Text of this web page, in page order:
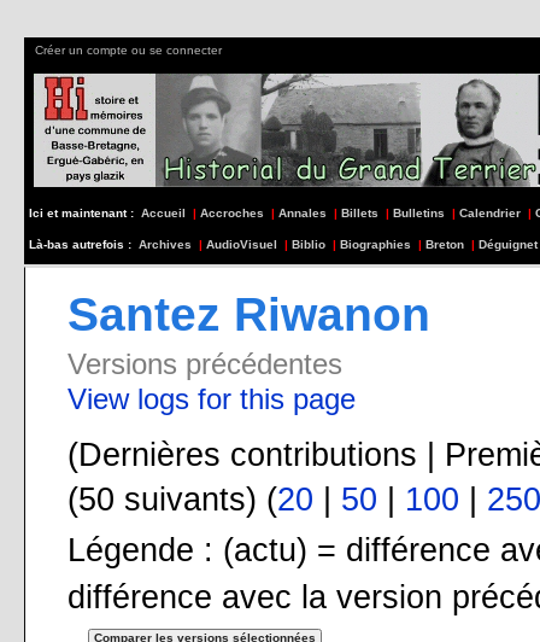
Créer un compte ou se connecter
Ici et maintenant : Accueil | Accroches | Annales | Billets | Bulletins | Calendrier |
Là-bas autrefois : Archives | AudioVisuel | Biblio | Biographies | Breton | Déguignet
Santez Riwanon
Versions précédentes
View logs for this page
(Dernières contributions |
(50 suivants) (20 50 100
250
Légende : (actu) = différence
différence avec la version